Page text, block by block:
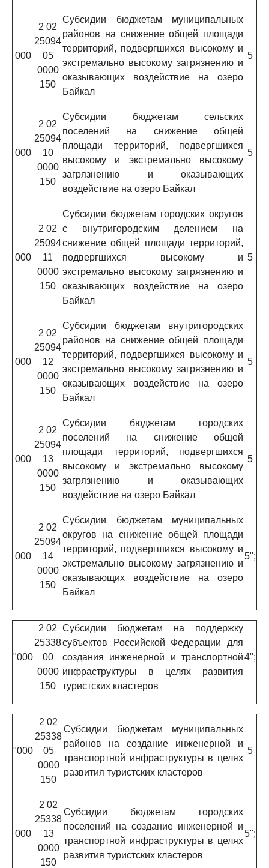
000
2 02
25094
05
0000
150
Субсидии бюджетам муниципальных
районов на снижение общей площади
территорий, подвергшихся высокому и
экстремально высокому загрязнению и
оказывающих воздействие на озеро
Байкал
5
000
2 02
25094
10
0000
150
Субсидии бюджетам сельских
поселений на снижение общей
площади территорий, подвергшихся
высокому и экстремально высокому
загрязнению и оказывающих
воздействие на озеро Байкал
5
000
2 02
25094
11
0000
150
Субсидии бюджетам городских округов
с внутригородским делением на
снижение общей площади территорий,
подвергшихся высокому и
экстремально высокому загрязнению и
оказывающих воздействие на озеро
Байкал
5
000
2 02
25094
12
0000
150
Субсидии бюджетам внутригородских
районов на снижение общей площади
территорий, подвергшихся высокому и
экстремально высокому загрязнению и
оказывающих воздействие на озеро
Байкал
5
000
2 02
25094
13
0000
150
Субсидии бюджетам городских
поселений на снижение общей
площади территорий, подвергшихся
высокому и экстремально высокому
загрязнению и оказывающих
воздействие на озеро Байкал
5
000
2 02
25094
14
0000
150
Субсидии бюджетам муниципальных
округов на снижение общей площади
территорий, подвергшихся высокому и
экстремально высокому загрязнению и
оказывающих воздействие на озеро
Байкал
5";
"000
2 02
25338
00
0000
150
Субсидии бюджетам на поддержку
субъектов Российской Федерации для
создания инженерной и транспортной
инфраструктуры в целях развития
туристских кластеров
4";
"000
2 02
25338
05
0000
150
Субсидии бюджетам муниципальных
районов на создание инженерной и
транспортной инфраструктуры в целях
развития туристских кластеров
5
000
2 02
25338
13
0000
150
Субсидии бюджетам городских
поселений на создание инженерной и
транспортной инфраструктуры в целях
развития туристских кластеров
5";